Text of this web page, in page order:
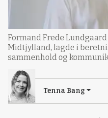
Formand Frede
Midtjylland, lagde i
sammenhold og
Tenna Bang